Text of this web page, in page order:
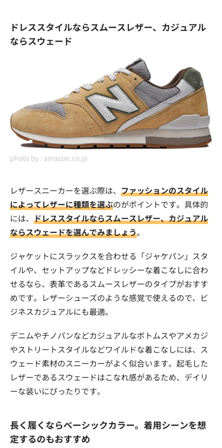
ドレススタイルならスムースレザー、カジュアル
ならスウェード
photo by : amazon.co.jp
レザースニーカーを選ぶ際は、 ファッションのスタイル
によってレザーに種類を選ぶのがポイントです。具体的
には、 ドレススタイルならスムースレザー、カジュアル
ならスウェードを選んでみましょう。
ジャケットにスラックスを合わせる「ジャケパン」スタ
イルや、セットアップなどドレッシーな着こなしに合わ
せるなら、表革であるスムースレザーのタイプがおすす
めです。レザーシューズのような感覚で使えるので、ビ
ジネスカジュアルにも最適。
デニムやチノパンなどカジュアルなボトムスやアメカジ
やストリートスタイルなどワイルドな着こなしには、ス
ウェード素材のスニーカーがよく似合います。起毛した
レザーであるスウェードはこなれ感があるため、デイリ
ーな装いにぴったりです。
長く履くならベーシックカラー。着用シーンを想
定するのもおすすめ